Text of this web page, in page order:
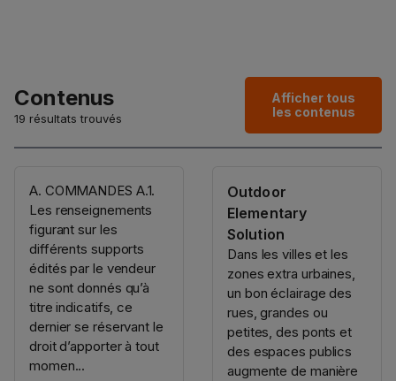
Contenus
19 résultats trouvés
Afficher tous
les contenus
A. COMMANDES A.1.
Les renseignements
figurant sur les
différents supports
édités par le vendeur
ne sont donnés qu’à
titre indicatifs, ce
dernier se réservant le
droit d’apporter à tout
momen...
Outdoor
Elementary
Solution
Dans les villes et les
zones extra urbaines,
un bon éclairage des
rues, grandes ou
petites, des ponts et
des espaces publics
augmente de manière